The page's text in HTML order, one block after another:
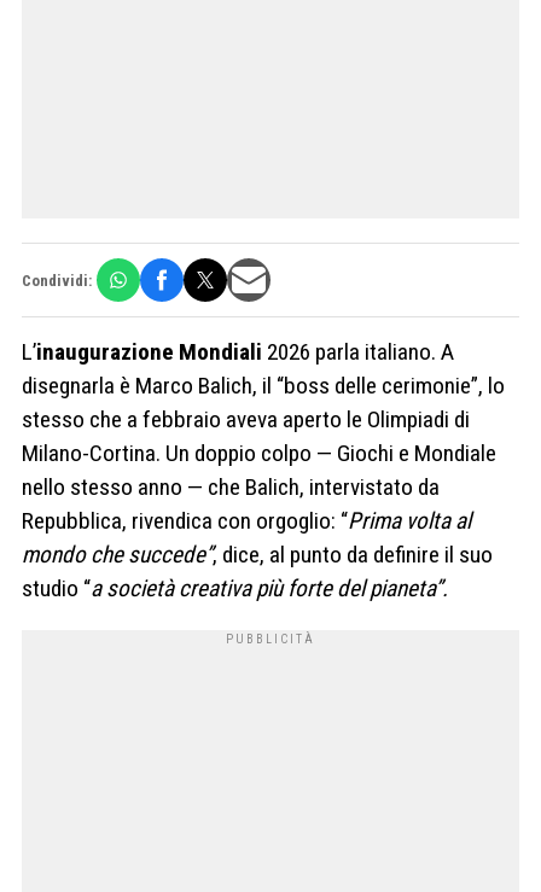
Condividi:
L’inaugurazione Mondiali 2026 parla italiano. A
disegnarla è Marco Balich, il “boss delle cerimonie”, lo
stesso che a febbraio aveva aperto le Olimpiadi di
Milano-Cortina. Un doppio colpo — Giochi e Mondiale
nello stesso anno — che Balich, intervistato da
Repubblica, rivendica con orgoglio: “Prima volta al
mondo che succede”, dice, al punto da definire il suo
studio “a società creativa più forte del pianeta”.